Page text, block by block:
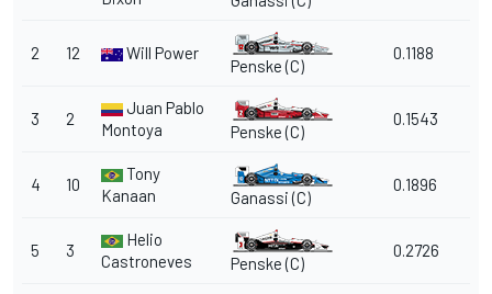
2 12 Will Power
Penske (C)
0.1188
3 2
Juan Pablo
Montoya
Penske (C)
0.1543
4 10
Tony
Kanaan
Ganassi (C)
0.1896
5 3
Helio
Castroneves
Penske (C)
0.2726